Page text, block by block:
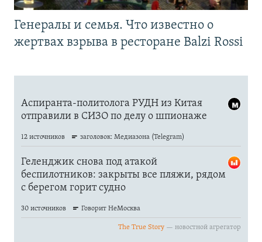
Генералы и семья. Что известно о
жертвах взрыва в ресторане Balzi Rossi